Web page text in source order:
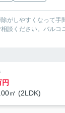
がしやすくなって手
談ください。バルコ
円
㎡ (2LDK)